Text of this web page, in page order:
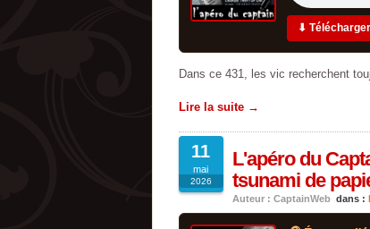
⬇
Dans ce 431, les vic recherchent
Lire la suite →
11
mai
2026
L'apéro du
tsunami de
Auteur : CaptainWeb dans :